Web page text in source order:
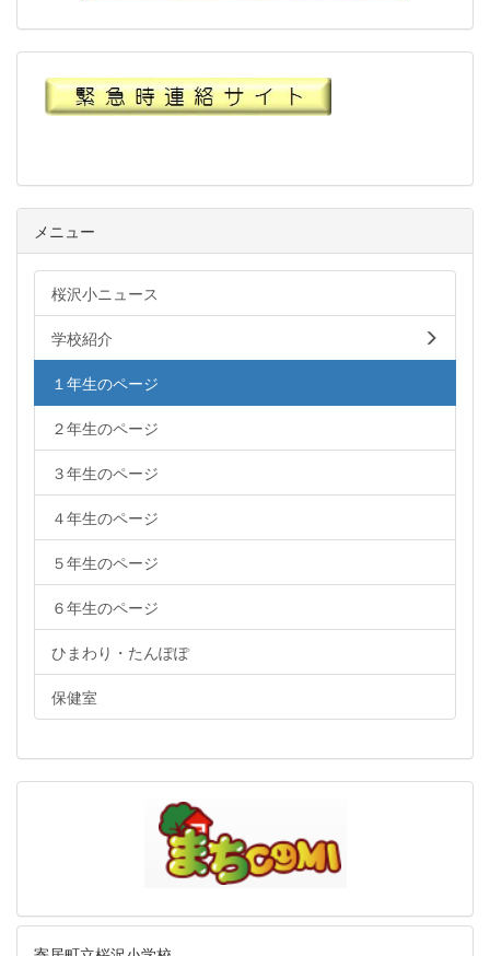
メニュー
桜沢小ニュース
学校紹介
１年生のページ
２年生のページ
３年生のページ
４年生のページ
５年生のページ
６年生のページ
ひまわり・たんぽぽ
保健室